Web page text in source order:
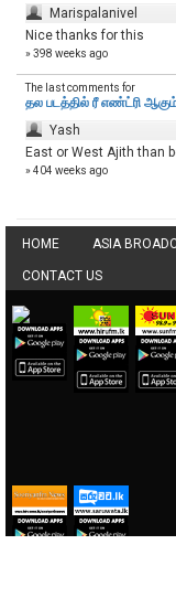
Marispalanivel
Nice thanks for this
» 398 weeks ago
The last comments for
தல படத்தில் ரீ எண்ட்ரி
Yash
East or West Ajith than
» 404 weeks ago
HOME ASIA
CONTACT US